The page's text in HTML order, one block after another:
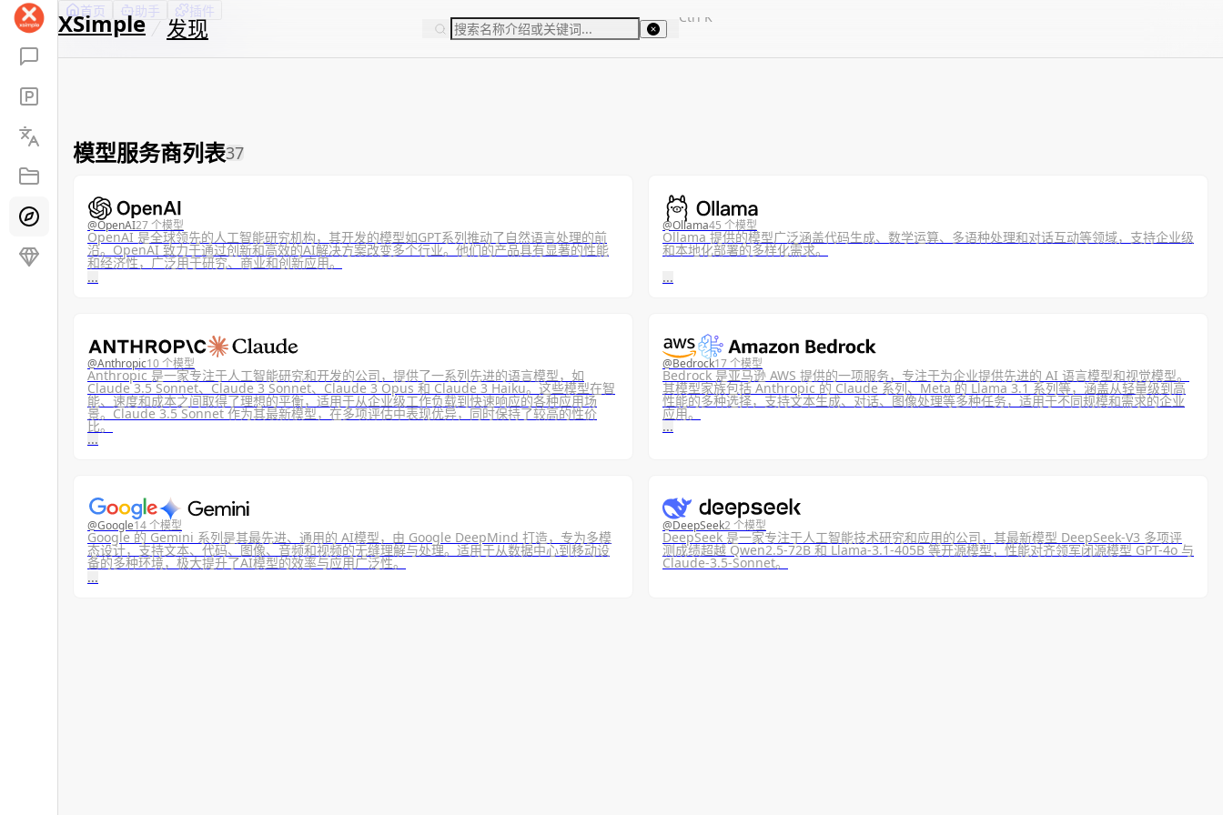
XSimple 发现 Ctrl K
首页 助手 插件
模型服务商列表37
@OpenAI27 个模型
OpenAI 是全球领先的人工智能研究机构，其开发的模型如GPT系列推动了自然语言处理的前
沿。OpenAI 致力于通过创新和高效的AI解决方案改变多个行业。他们的产品具有显著的性能
和经济性，广泛用于研究、商业和创新应用。
...
@Ollama45 个模型
Ollama 提供的模型广泛涵盖代码生成、数学运算、多语种处理和对话互动等领域，支持企业级
和本地化部署的多样化需求。
...
@Anthropic10 个模型
Anthropic 是一家专注于人工智能研究和开发的公司，提供了一系列先进的语言模型，如
Claude 3.5 Sonnet、Claude 3 Sonnet、Claude 3 Opus 和 Claude 3 Haiku。这些模型在智
能、速度和成本之间取得了理想的平衡，适用于从企业级工作负载到快速响应的各种应用场
景。Claude 3.5 Sonnet 作为其最新模型，在多项评估中表现优异，同时保持了较高的性价
比。
...
@Bedrock17 个模型
Bedrock 是亚马逊 AWS 提供的一项服务，专注于为企业提供先进的 AI 语言模型和视觉模型。
其模型家族包括 Anthropic 的 Claude 系列、Meta 的 Llama 3.1 系列等，涵盖从轻量级到高
性能的多种选择，支持文本生成、对话、图像处理等多种任务，适用于不同规模和需求的企业
应用。
...
@Google14 个模型
Google 的 Gemini 系列是其最先进、通用的 AI模型，由 Google DeepMind 打造，专为多模
态设计，支持文本、代码、图像、音频和视频的无缝理解与处理。适用于从数据中心到移动设
备的多种环境，极大提升了AI模型的效率与应用广泛性。
...
@DeepSeek2 个模型
DeepSeek 是一家专注于人工智能技术研究和应用的公司，其最新模型 DeepSeek-V3 多项评
测成绩超越 Qwen2.5-72B 和 Llama-3.1-405B 等开源模型，性能对齐领军闭源模型 GPT-4o 与
Claude-3.5-Sonnet。